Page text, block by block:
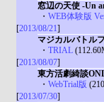
窓辺の天使 -Un
・ WEB体験版
[2013/08/21]
マジカルバトル
・ TRIAL
[2013/08/07]
東方活劇綺談
・ WebTrial版
[2013/07/30]